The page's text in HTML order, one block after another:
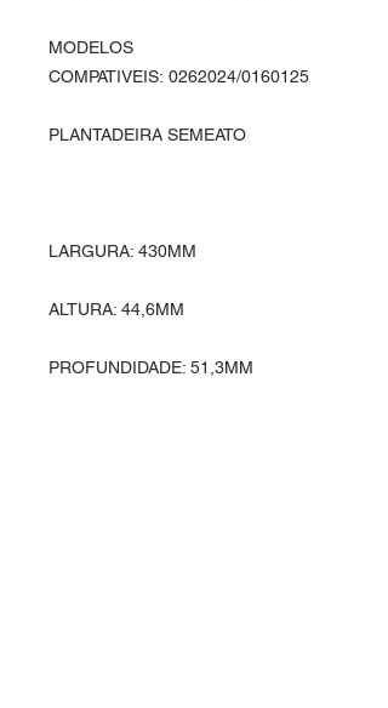
MODELOS
COMPATIVEIS: 0262024/0160125
PLANTADEIRA SEMEATO
LARGURA: 430MM
ALTURA: 44,6MM
PROFUNDIDADE: 51,3MM